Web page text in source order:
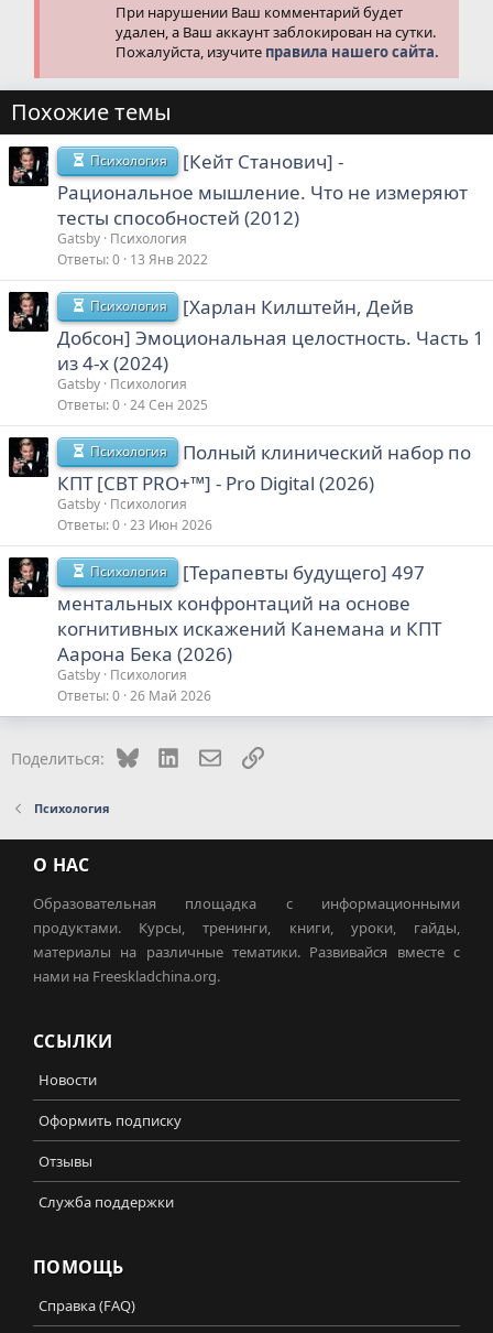
При нарушении Ваш комментарий будет
удален, а Ваш аккаунт заблокирован на сутки.
Пожалуйста, изучите правила нашего сайта.
Похожие темы
Психология
[Кейт Станович] -
Рациональное мышление. Что не измеряют
тесты способностей (2012)
Gatsby Психология
Ответы 0 13 Янв 2022
Психология
[Харлан Килштейн, Дейв
Добсон] Эмоциональная целостность. Часть 1
из 4-х (2024)
Gatsby Психология
Ответы 0 24 Сен 2025
Психология
Полный клинический набор по
КПТ [CBT PRO+™] - Pro Digital (2026)
Gatsby Психология
Ответы 0 23 Июн 2026
Психология
[Терапевты будущего] 497
ментальных конфронтаций на основе
когнитивных искажений Канемана и КПТ
Аарона Бека (2026)
Gatsby Психология
Ответы 0 26 Май 2026
Поделиться: Bluesky LinkedInЭлектронная почта
Ссылка
Психология
О НАС
Образовательная площадка с информационными
продуктами. Курсы, тренинги, книги, уроки, гайды,
материалы на различные тематики. Развивайся вместе с
нами на Freeskladchina.org.
ССЫЛКИ
Новости
Оформить подписку
Отзывы
Служба поддержки
ПОМОЩЬ
Справка (FAQ)